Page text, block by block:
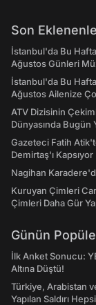
Son
İstanbul'da Bu
Ağustos Günleri
İstanbul'da Bu
Ağustos Ailenize
ATV Dizisinin
Dünyasında Bugün
Gazeteci Fatih
Demirtaş'ı Kapsıyor
Nagihan
Kuruyan Çimleri
Çimleri Daha Gür
Günün
İlk Anket Sonucu:
Altına Düştü!
Türkiye, Arabistan
Yapılan Saldırı